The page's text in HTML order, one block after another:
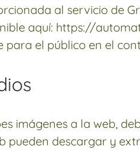
al servicio de
aquí: https://
para el público en el
imágenes a la web,
pueden descargar y